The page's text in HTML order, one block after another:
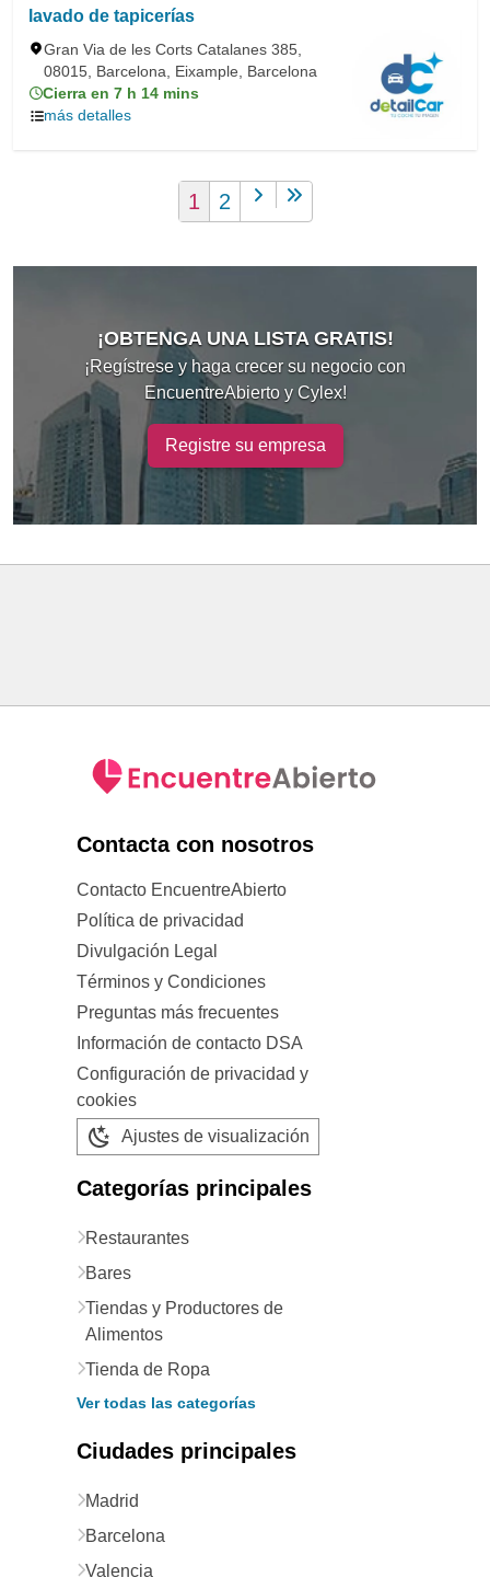
lavado de tapicerías
Gran Via de les Corts Catalanes 385,
08015, Barcelona, Eixample, Barcelona
Cierra en 7 h 14 mins
más detalles
1 2
¡OBTENGA UNA LISTA GRATIS!
¡Regístrese y haga crecer su negocio con
EncuentreAbierto y Cylex!
Registre su empresa
Contacta con nosotros
Contacto EncuentreAbierto
Política de privacidad
Divulgación Legal
Términos y Condiciones
Preguntas más frecuentes
Información de contacto DSA
Configuración de privacidad y
cookies
Ajustes de visualización
Categorías principales
Restaurantes
Bares
Tiendas y Productores de
Alimentos
Tienda de Ropa
Ver todas las categorías
Ciudades principales
Madrid
Barcelona
Valencia